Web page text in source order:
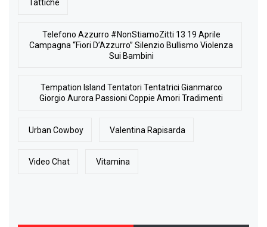
Tattiche
Telefono Azzurro #NonStiamoZitti 13 19 Aprile
Campagna “Fiori D’Azzurro” Silenzio Bullismo Violenza
Sui Bambini
Tempation Island Tentatori Tentatrici Gianmarco
Giorgio Aurora Passioni Coppie Amori Tradimenti
Urban Cowboy Valentina Rapisarda
Video Chat Vitamina